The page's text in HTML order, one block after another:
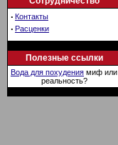
· Контакты
· Расценки
Полезные ссылки
Вода для похудения миф или
реальность?